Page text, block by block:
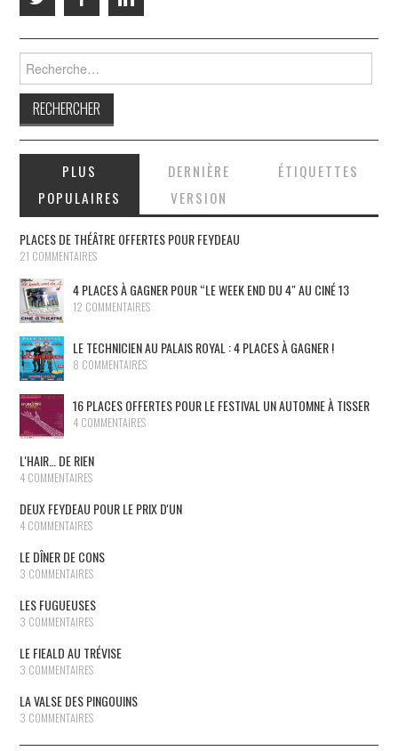
Rechercher :
PLUS
POPULAIRES
DERNIÈRE
VERSION
ÉTIQUETTES
PLACES DE THÉÂTRE OFFERTES POUR FEYDEAU
21 COMMENTAIRES
4 PLACES À GAGNER POUR “LE WEEK END DU 4″ AU CINÉ 13
12 COMMENTAIRES
LE TECHNICIEN AU PALAIS ROYAL : 4 PLACES À GAGNER !
8 COMMENTAIRES
16 PLACES OFFERTES POUR LE FESTIVAL UN AUTOMNE À TISSER
4 COMMENTAIRES
L'HAIR… DE RIEN
4 COMMENTAIRES
DEUX FEYDEAU POUR LE PRIX D'UN
4 COMMENTAIRES
LE DÎNER DE CONS
3 COMMENTAIRES
LES FUGUEUSES
3 COMMENTAIRES
LE FIEALD AU TRÉVISE
3 COMMENTAIRES
LA VALSE DES PINGOUINS
3 COMMENTAIRES